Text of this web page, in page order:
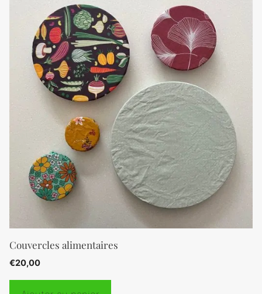
Couvercles alimentaires
€20,00